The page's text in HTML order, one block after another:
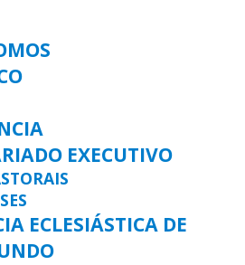
EXECUTIVO
ECLESIÁSTICA DE